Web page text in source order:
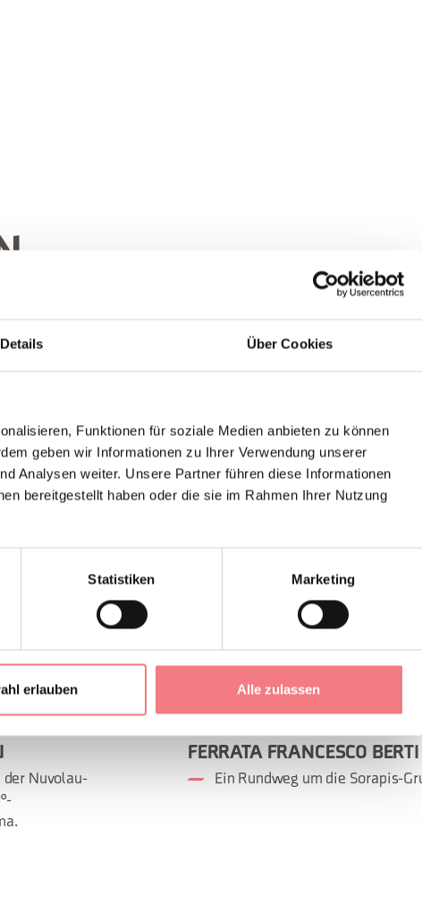
Details Über Cookies
Funktionen für soziale Medien anbieten zu können
geben wir Informationen zu Ihrer Verwendung unserer
Analysen weiter. Unsere Partner führen diese Informationen
bereitgestellt haben oder die sie im Rahmen Ihrer Nutzung
Statistiken Marketing
erlauben Alle zulassen
der Nuvolau-
FERRATA FRANCESCO BERTI
Ein Rundweg um die Sorapis-